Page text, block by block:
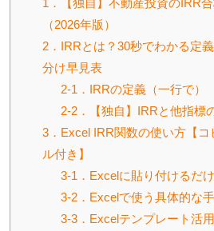
1．【独自】不動産投資のIRR
（2026年版）
2．IRRとは？30秒でわかる定
分け早見表
2-1．IRRの定義（一行で）
2-2．【独自】IRRと他指標
3．Excel IRR関数の使い方【
ル付き】
3-1．Excelに貼り付けるだ
3-2．Excelで使う具体的な
3-3．Excelテンプレート活